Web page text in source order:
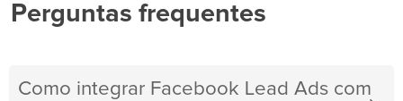
Perguntas frequentes
Como integrar Facebook Lead Ads com